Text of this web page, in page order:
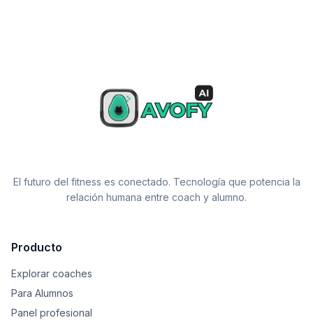
El futuro del fitness es conectado. Tecnología que potencia la
relación humana entre coach y alumno.
Producto
Explorar coaches
Para Alumnos
Panel profesional